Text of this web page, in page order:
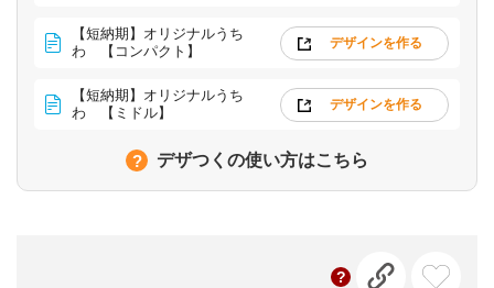
【短納期】オリジナルうち
わ 【コンパクト】
デザインを作る
【短納期】オリジナルうち
わ 【ミドル】
デザインを作る
デザつくの使い方はこちら